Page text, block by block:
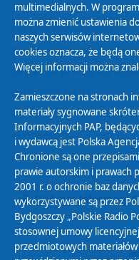
Polityka Prywatności
Zasady korzystania z
Organizacje Pożytku
Cyfryzacja DAB+
Polityka ochrony danych
Abonament
Zamówienia publiczne
Biuletyn Informacji
multimedialnych. W
można zmienić ustawienia
naszych serwisów
cookies oznacza, że będą
Więcej informacji można
Zamieszczone na stronach
materiały sygnowane
Informacyjnych PAP,
i wydawcą jest Polska
Chronione są one
prawie autorskim i prawach
2001 r. o ochronie baz
wykorzystywane są przez
Bydgoszczy „Polskie Radio
stosownej umowy
przedmiotowych